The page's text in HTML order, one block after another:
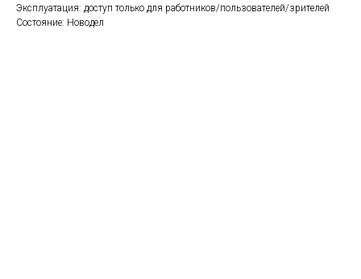
Эксплуатация: доступ только для работников/пользователей/зрителей
Состояние: Новодел